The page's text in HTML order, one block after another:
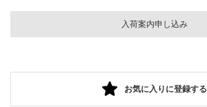
入荷案内申し込み
お気に入りに登録する